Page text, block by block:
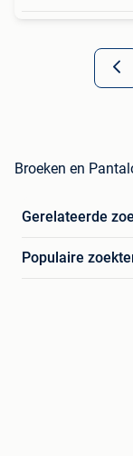
Broeken en
Gerelateerde
Populaire